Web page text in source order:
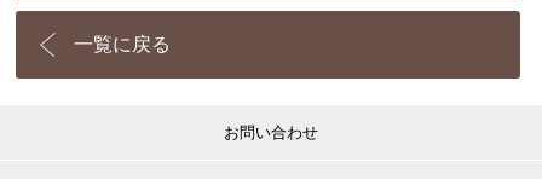
一覧に戻る
お問い合わせ